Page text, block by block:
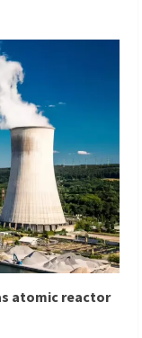
atomic reactor